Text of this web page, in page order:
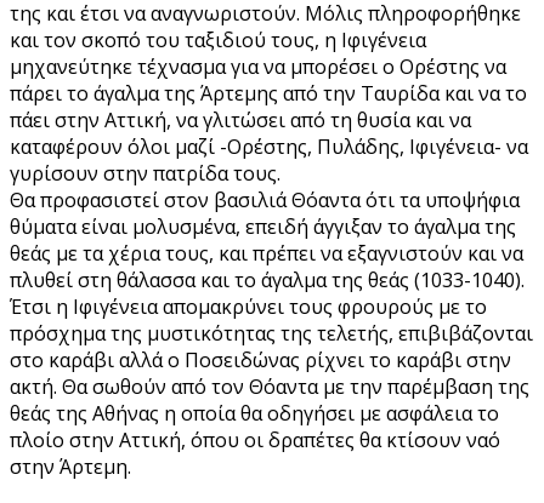
της και έτσι να αναγνωριστούν. Μόλις πληροφορήθηκε
και τον σκοπό του ταξιδιού τους, η Ιφιγένεια
μηχανεύτηκε τέχνασμα για να μπορέσει ο Ορέστης να
πάρει το άγαλμα της Άρτεμης από την Ταυρίδα και να το
πάει στην Αττική, να γλιτώσει από τη θυσία και να
καταφέρουν όλοι μαζί -Ορέστης, Πυλάδης, Ιφιγένεια- να
γυρίσουν στην πατρίδα τους.
Θα προφασιστεί στον βασιλιά Θόαντα ότι τα υποψήφια
θύματα είναι μολυσμένα, επειδή άγγιξαν το άγαλμα της
θεάς με τα χέρια τους, και πρέπει να εξαγνιστούν και να
πλυθεί στη θάλασσα και το άγαλμα της θεάς (1033-1040).
Έτσι η Ιφιγένεια απομακρύνει τους φρουρούς με το
πρόσχημα της μυστικότητας της τελετής, επιβιβάζονται
στο καράβι αλλά ο Ποσειδώνας ρίχνει το καράβι στην
ακτή. Θα σωθούν από τον Θόαντα με την παρέμβαση της
θεάς της Αθήνας η οποία θα οδηγήσει με ασφάλεια το
πλοίο στην Αττική, όπου οι δραπέτες θα κτίσουν ναό
στην Άρτεμη.